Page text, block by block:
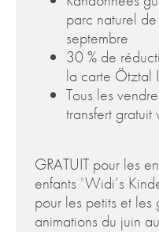
parc naturel
septembre
30 % de
la carte Ötztal
Tous les
transfert gratuit
GRATUIT pour les
enfants "Widi’s
pour les petits et les
animations du juin